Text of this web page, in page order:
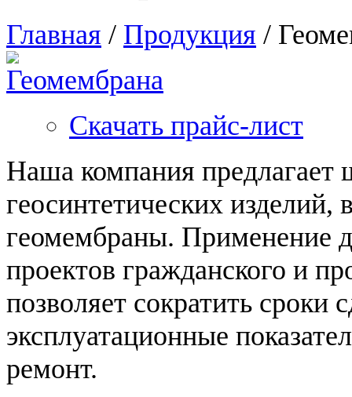
Главная / Продукция /
Скачать прайс-лист
Наша компания предлагает
геосинтетических
геомембраны. Применение
проектов гражданского и
позволяет сократить сроки
эксплуатационные
ремонт.